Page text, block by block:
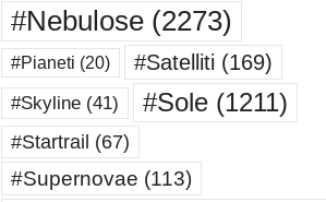
#Nebulose(2273)
#Pianeti (20) #Satelliti (169)
#Skyline(41) #Sole(1211)
#Startrail (67)
#Supernovae (113)